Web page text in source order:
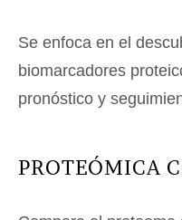
Se enfoca en el
biomarcadores
pronóstico y
PROTEÓMICA